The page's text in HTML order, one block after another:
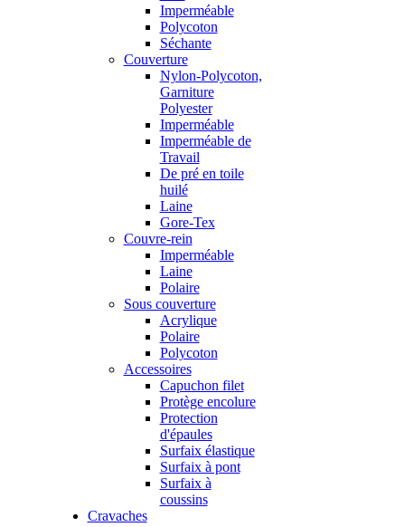
Imperméable
Polycoton
Séchante
Couverture
Nylon-Polycoton,
Garniture
Polyester
Imperméable
Imperméable de
Travail
De pré en toile
huilé
Laine
Gore-Tex
Couvre-rein
Imperméable
Laine
Polaire
Sous couverture
Acrylique
Polaire
Polycoton
Accessoires
Capuchon filet
Protège encolure
Protection
d'épaules
Surfaix élastique
Surfaix à pont
Surfaix à
coussins
Cravaches